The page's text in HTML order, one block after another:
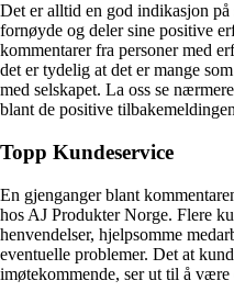
Det er alltid en god indikasjon
fornøyde og deler sine positive
kommentarer fra personer med
det er tydelig at det er mange
med selskapet. La oss se
blant de positive
Topp Kundeservice
En gjenganger blant
hos AJ Produkter Norge. Flere
henvendelser, hjelpsomme
eventuelle problemer. Det at
imøtekommende, ser ut til å